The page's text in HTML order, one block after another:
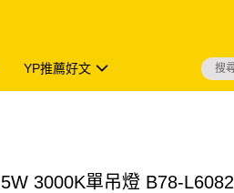
YP推薦好文
5W 3000K單吊燈 B78-L6082